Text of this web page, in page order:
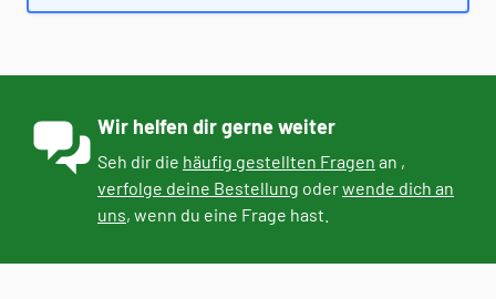
Wir helfen dir gerne weiter
Seh dir die häufig gestellten Fragen an ,
verfolge deine Bestellung oderwende dich an
uns, wenn du eine Frage hast.